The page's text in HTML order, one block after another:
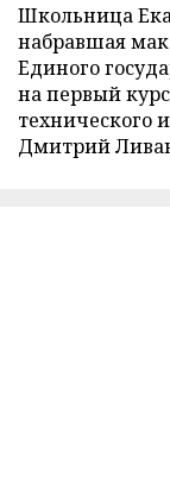
Школьница
набравшая
Единого
на первый
технического
Дмитрий